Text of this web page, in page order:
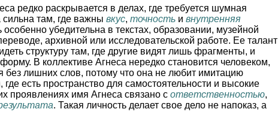
редко раскрывается в делах, где требуется шумная
сильна там, где важны вкус, точность и внутренняя
убедительна в текстах, образовании, музейной
архивной или исследовательской работе. Ее талант
структуру там, где другие видят лишь фрагменты, и
В коллективе Агнеса нередко становится человеком,
без лишних слов, потому что она не любит имитацию
есть пространство для самостоятельности и высокие
проявлениях имя Агнеса связано с ответственностью,
. Такая личность делает свое дело не напоказ, а